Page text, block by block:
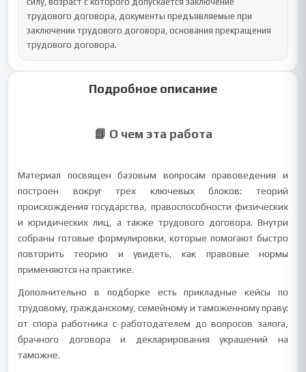
трудового договора, документы предъявляемые при
заключении трудового договора, основания прекращения
трудового договора.
Подробное описание
📘 О чем эта работа
Материал посвящен базовым вопросам правоведения и
построен вокруг трех ключевых блоков: теорий
происхождения государства, правоспособности физических
и юридических лиц, а также трудового договора. Внутри
собраны готовые формулировки, которые помогают быстро
повторить теорию и увидеть, как правовые нормы
применяются на практике.
Дополнительно в подборке есть прикладные кейсы по
трудовому, гражданскому, семейному и таможенному праву:
от спора работника с работодателем до вопросов залога,
брачного договора и декларирования украшений на
таможне.